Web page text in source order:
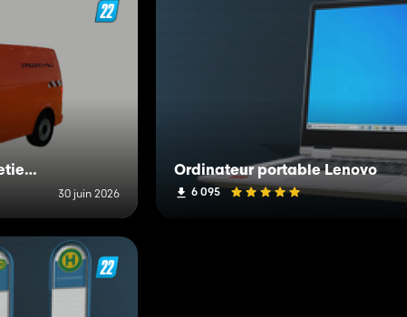
Volkswagen T6 Long - Service d'entretien routier de Mittelberg
30 juin 2026
Ordinateur portable Lenovo
6 095